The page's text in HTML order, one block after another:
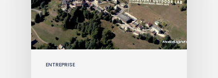
ENTREPRISE